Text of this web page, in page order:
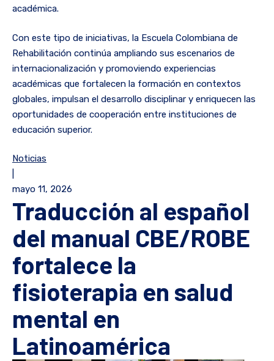
académica.
Con este tipo de iniciativas, la Escuela Colombiana de
Rehabilitación continúa ampliando sus escenarios de
internacionalización y promoviendo experiencias
académicas que fortalecen la formación en contextos
globales, impulsan el desarrollo disciplinar y enriquecen las
oportunidades de cooperación entre instituciones de
educación superior.
Noticias
mayo 11, 2026
Traducción al español
del manual CBE/ROBE
fortalece la
fisioterapia en salud
mental en
Latinoamérica